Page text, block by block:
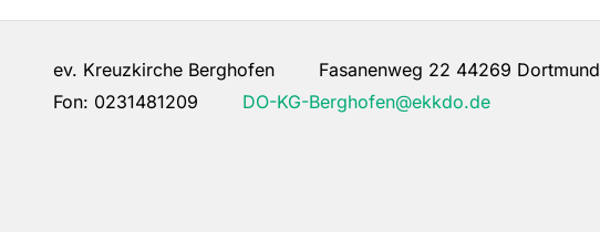
ev. Kreuzkirche Berghofen Fasanenweg 22 44269 Dortmund
Fon: 0231481209 DO-KG-Berghofen@ekkdo.de